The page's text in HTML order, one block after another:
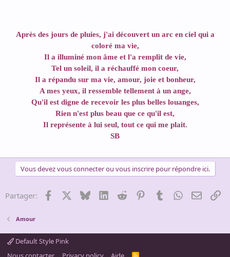
Après des jours de pluies, j'ai découvert un arc en ciel qui a
coloré ma vie,
Il a illuminé mon âme et l'a remplit de vie,
Tel un soleil, il a réchauffé mon coeur,
Il a répandu sur ma vie, amour, joie et bonheur,
A mes yeux, il ressemble tellement à un ange,
Qu'il est digne de recevoir les plus belles louanges,
Rien n'est plus beau que ce qu'il est,
Il représente à lui seul, tout ce qui me plait.
SB
Vous devez vous connecter ou vous inscrire pour répondre ici.
Partager: Facebook BlueskyLinkedInReddit PinterestTumblrWhatsApp
Email
Amour
Default Style Pink
R